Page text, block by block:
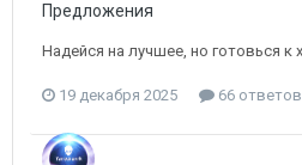
Предложения
Надейся на лучшее, но готовься к
19 декабря 2025 66 ответов